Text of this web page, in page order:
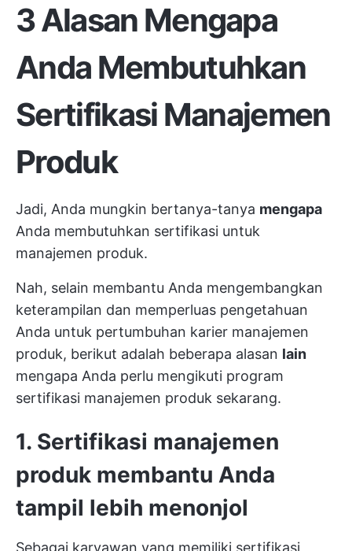
3 Alasan Mengapa
Anda Membutuhkan
Sertifikasi Manajemen
Produk
Jadi, Anda mungkin bertanya-tanya mengapa
Anda membutuhkan sertifikasi untuk
manajemen produk.
Nah, selain membantu Anda mengembangkan
keterampilan dan memperluas pengetahuan
Anda untuk pertumbuhan karier manajemen
produk, berikut adalah beberapa alasan lain
mengapa Anda perlu mengikuti program
sertifikasi manajemen produk sekarang.
1. Sertifikasi manajemen
produk membantu Anda
tampil lebih menonjol
Sebagai karyawan yang memiliki sertifikasi